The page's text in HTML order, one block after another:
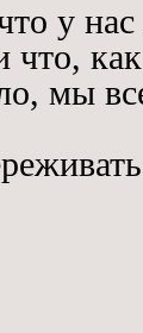
у нас
что,
мы